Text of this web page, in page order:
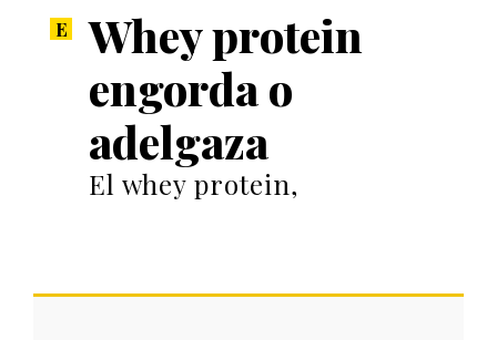
Whey protein
engorda o
adelgaza
El whey protein,